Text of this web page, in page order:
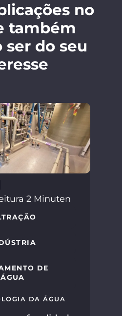
no
também
ser do seu
2 Minuten
DE
ÁGUA
DA ÁGUA